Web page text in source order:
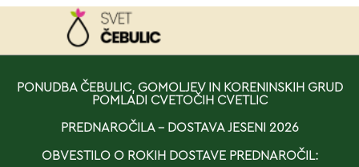
VAŠA KOŠARICA JE
PONUDBA ČEBULIC, GOMOLJEV IN KORENINSKIH GRUD
POMLADI CVETOČIH CVETLIC
PREDNAROČILA - DOSTAVA JESENI 2026
OBVESTILO O ROKIH DOSTAVE PREDNAROČIL: